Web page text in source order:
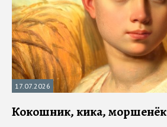
17.07.2026
Кокошник, кика, моршенёк